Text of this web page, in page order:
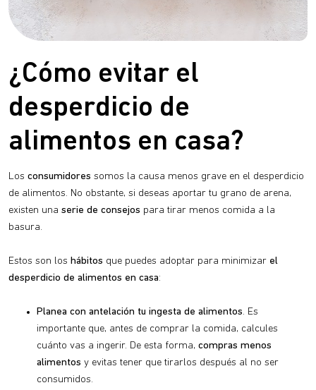
¿Cómo evitar el
desperdicio de
alimentos en casa?
Los consumidores somos la causa menos grave en el desperdicio
de alimentos. No obstante, si deseas aportar tu grano de arena,
existen una serie de consejos para tirar menos comida a la
basura.
Estos son los hábitos que puedes adoptar para minimizar el
desperdicio de alimentos en casa:
Planea con antelación tu ingesta de alimentos. Es
importante que, antes de comprar la comida, calcules
cuánto vas a ingerir. De esta forma, compras menos
alimentos y evitas tener que tirarlos después al no ser
consumidos.